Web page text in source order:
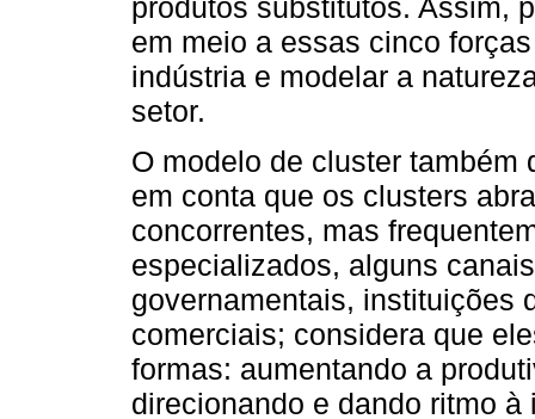
produtos substitutos. Assim,
em meio a essas cinco
indústria e modelar a
setor.
O modelo de cluster também
em conta que os clusters
concorrentes, mas
especializados, alguns
governamentais, instituições
comerciais; considera que
formas: aumentando a
direcionando e dando ritmo